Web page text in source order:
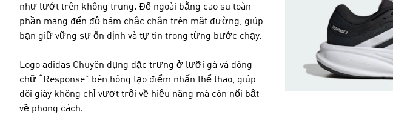
như lướt trên không trung. Đế ngoài bằng cao su toàn
phần mang đến độ bám chắc chắn trên mặt đường, giúp
bạn giữ vững sự ổn định và tự tin trong từng bước chạy.
Logo adidas Chuyên dụng đặc trưng ở lưỡi gà và dòng
chữ “Response” bên hông tạo điểm nhấn thể thao, giúp
đôi giày không chỉ vượt trội về hiệu năng mà còn nổi bật
về phong cách.